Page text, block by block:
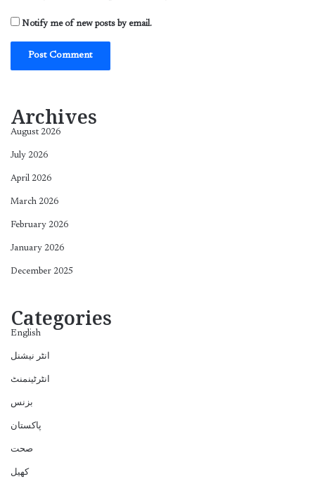
Notify me of new posts by email.
Archives
August 2026
July 2026
April 2026
March 2026
February 2026
January 2026
December 2025
Categories
English
انٹر نیشنل
انٹرٹینمنٹ
بزنس
پاکستان
صحت
کھیل